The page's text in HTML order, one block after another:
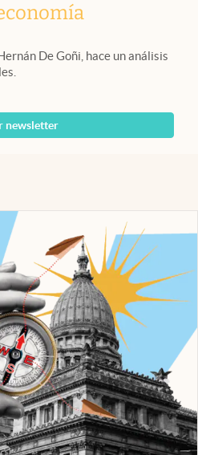
De Goñi, hace un análisis
newsletter